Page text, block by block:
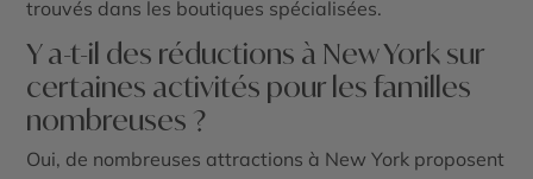
trouvés dans les boutiques spécialisées.
Y a-t-il des réductions à New York sur
certaines activités pour les familles
nombreuses ?
Oui, de nombreuses attractions à New York proposent